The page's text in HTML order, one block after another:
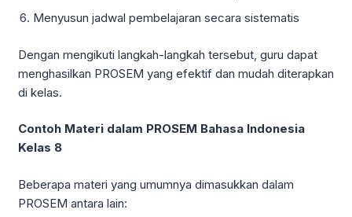
Menyusun jadwal pembelajaran secara sistematis
Dengan mengikuti langkah-langkah tersebut, guru dapat
menghasilkan PROSEM yang efektif dan mudah diterapkan
di kelas.
Contoh Materi dalam PROSEM Bahasa Indonesia
Kelas 8
Beberapa materi yang umumnya dimasukkan dalam
PROSEM antara lain: